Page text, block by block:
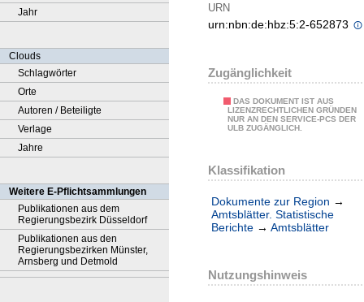
Jahr
Clouds
Schlagwörter
Orte
Autoren / Beteiligte
Verlage
Jahre
Weitere E-Pflichtsammlungen
Publikationen aus dem
Regierungsbezirk Düsseldorf
Publikationen aus den
Regierungsbezirken Münster,
Arnsberg und Detmold
URN
urn:nbn:de:hbz:5:2-652873
Zugänglichkeit
DAS DOKUMENT IST AUS
LIZENZRECHTLICHEN GRÜNDEN
NUR AN DEN SERVICE-PCS DER
ULB ZUGÄNGLICH.
Klassifikation
Dokumente zur Region →
Amtsblätter. Statistische
Berichte → Amtsblätter
Nutzungshinweis